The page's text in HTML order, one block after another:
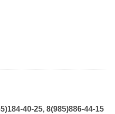
40-25, 8(985)886-44-15